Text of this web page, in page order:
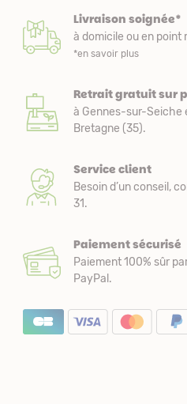
Livraison soignée*
à domicile ou en point
*en savoir plus
Retrait gratuit sur
à Gennes-sur-Seiche
Bretagne (35).
Service client
Besoin d’un conseil,
31.
Paiement sécurisé
Paiement 100% sûr
PayPal.